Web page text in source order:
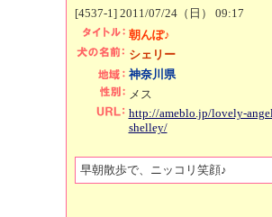
[4537-1] 2011/07/24（日） 09:17
朝んぽ♪
シェリー
神奈川県
メス
http://ameblo.jp/lovely-
shelley/
早朝散歩で、ニッコリ笑顔♪